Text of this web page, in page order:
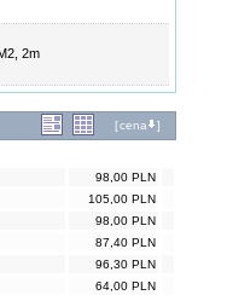
2m
[cena ]
98,00 PLN
105,00 PLN
98,00 PLN
87,40 PLN
96,30 PLN
64,00 PLN